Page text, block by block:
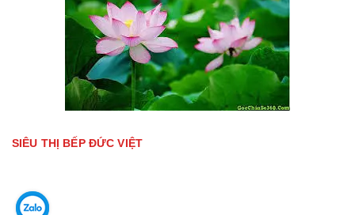
SIÊU THỊ BẾP ĐỨC VIỆT